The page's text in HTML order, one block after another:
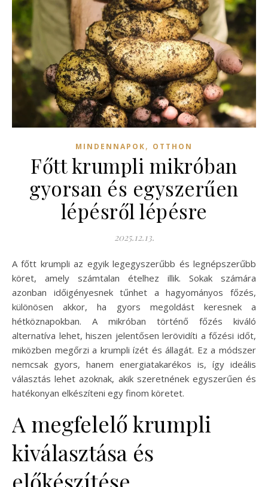
MINDENNAPOK, OTTHON
Főtt krumpli mikróban
gyorsan és egyszerűen
lépésről lépésre
2025.12.13.
A főtt krumpli az egyik legegyszerűbb és legnépszerűbb
köret, amely számtalan ételhez illik. Sokak számára
azonban időigényesnek tűnhet a hagyományos főzés,
különösen akkor, ha gyors megoldást keresnek a
hétköznapokban. A mikróban történő főzés kiváló
alternatíva lehet, hiszen jelentősen lerövidíti a főzési időt,
miközben megőrzi a krumpli ízét és állagát. Ez a módszer
nemcsak gyors, hanem energiatakarékos is, így ideális
választás lehet azoknak, akik szeretnének egyszerűen és
hatékonyan elkészíteni egy finom köretet.
A megfelelő krumpli
kiválasztása és
előkészítése